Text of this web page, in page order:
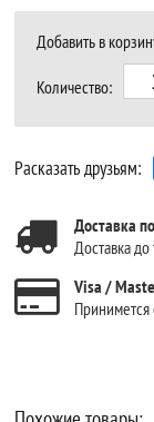
Добавить в
Количество:
Расказать друзьям:
Доставка
Доставка
Visa /
Принимется